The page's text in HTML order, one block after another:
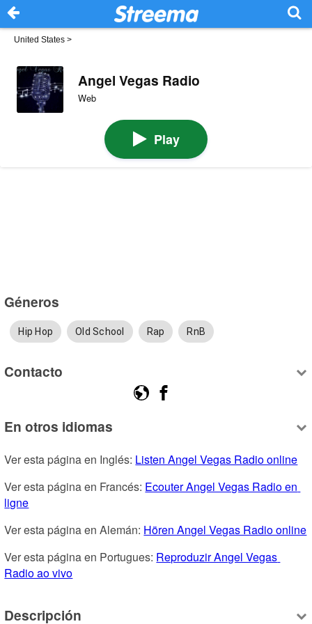
United States >
Angel Vegas Radio
Web
Play
Géneros
Hip Hop Old School Rap RnB
Contacto
En otros idiomas
Ver esta página en Inglés: Listen Angel Vegas Radio online
Ver esta página en Francés: Ecouter Angel Vegas Radio en
ligne
Ver esta página en Alemán: Hören Angel Vegas Radio online
Ver esta página en Portugues: Reproduzir Angel Vegas
Radio ao vivo
Descripción